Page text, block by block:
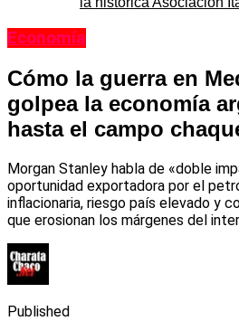
Economía
Cómo la guerra en
golpea la economía
hasta el campo
Morgan Stanley habla de «doble
oportunidad exportadora por el
inflacionaria, riesgo país elevado y
que erosionan los márgenes del
Published